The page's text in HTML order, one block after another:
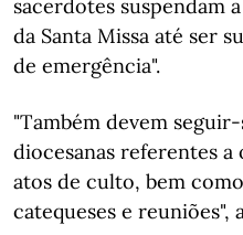
sacerdotes suspendam
da Santa Missa até ser
de emergência".
"Também devem
diocesanas referentes
atos de culto, bem
catequeses e reuniões",